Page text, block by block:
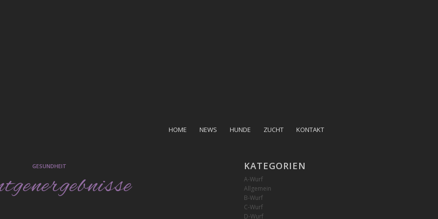
HOME NEWS HUNDE ZUCHT KONTAKT
GESUNDHEIT KATEGORIEN
A-Wurf
Allgemein
B-Wurf
C-Wurf
D-Wurf